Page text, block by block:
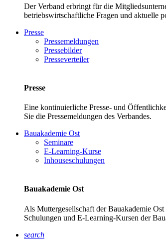
Der Verband erbringt für die
betriebswirtschaftliche Fragen und aktuelle
Presse
Pressemeldungen
Pressebilder
Presseverteiler
Presse
Eine kontinuierliche Presse- und
Sie die Pressemeldungen des Verbandes.
Bauakademie Ost
Seminare
E-Learning-Kurse
Inhouseschulungen
Bauakademie Ost
Als Muttergesellschaft der Bauakademie
Schulungen und E-Learning-Kursen der
search